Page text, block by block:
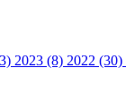
2023 (8) 2022 (30)